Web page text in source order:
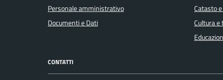
Personale amministrativo
Documenti e Dati
Catasto
Cultura e
CONTATTI